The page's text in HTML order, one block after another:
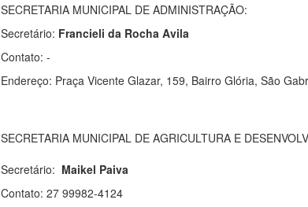
SECRETARIA MUNICIPAL DE ADMINISTRAÇÃO:
Secretário: Francieli da Rocha Avila
Contato: -
Endereço: Praça Vicente Glazar, 159, Bairro Glória, São
SECRETARIA MUNICIPAL DE AGRICULTURA E
Secretário: Maikel Paiva
Contato: 27 99982-4124